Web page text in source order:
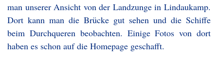
man unserer Ansicht von der Landzunge in Lindaukamp.
Dort kann man die Brücke gut sehen und die Schiffe
beim Durchqueren beobachten. Einige Fotos von dort
haben es schon auf die Homepage geschafft.